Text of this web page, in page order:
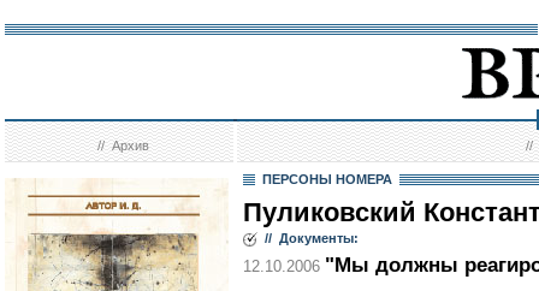
//Архив //
ПЕРСОНЫ НОМЕРА
Пуликовский
// Документы:
12.10.2006 "Мы должны